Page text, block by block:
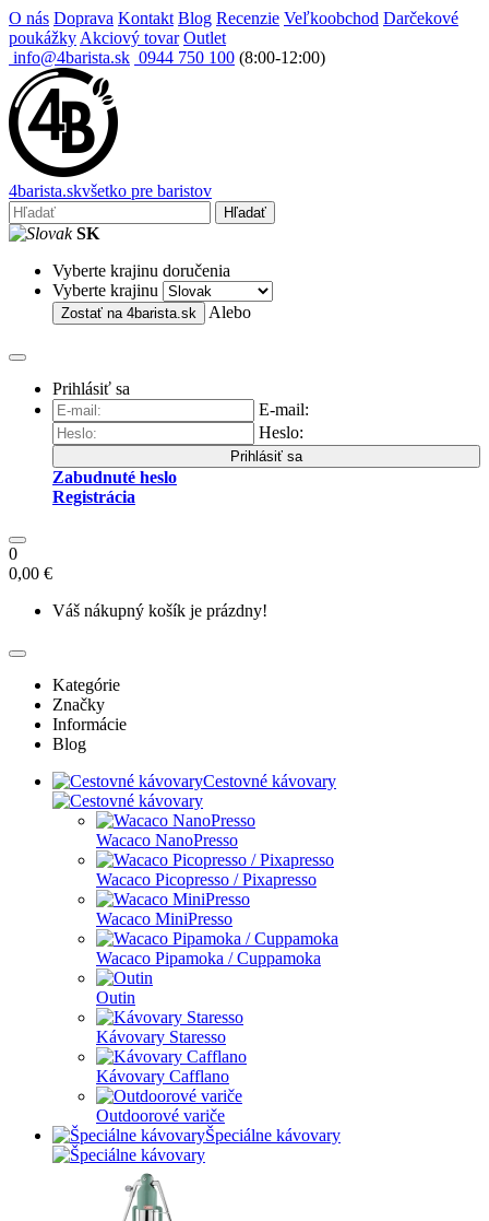
O nás Doprava Kontakt Blog Recenzie Veľkoobchod Darčekové
poukážky Akciový tovar Outlet
info@4barista.sk 0944 750 100 (8:00-12:00)
4barista.skvšetko pre baristov
Hľadať
SK
Vyberte krajinu doručenia
Vyberte krajinu
Zostať na 4barista.sk Alebo
Prihlásiť sa
E-mail:
Heslo:
Prihlásiť sa
Zabudnuté heslo
Registrácia
0
0,00 €
Váš nákupný košík je prázdny!
Kategórie
Značky
Informácie
Blog
Cestovné kávovary
Wacaco NanoPresso
Wacaco Picopresso / Pixapresso
Wacaco MiniPresso
Wacaco Pipamoka / Cuppamoka
Outin
Kávovary Staresso
Kávovary Cafflano
Outdoorové variče
Špeciálne kávovary